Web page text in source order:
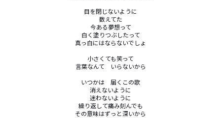
目を閉じないように
数えてた
今ある夢想って
白く塗りつぶしたって
真っ白にはならないでしょ
小さくても笑って
言葉なんて　いらないから
いつかは　届くこの歌
消えないように
迷わないように
繰り返して痛み刻んでも
その意味はずっと深いから